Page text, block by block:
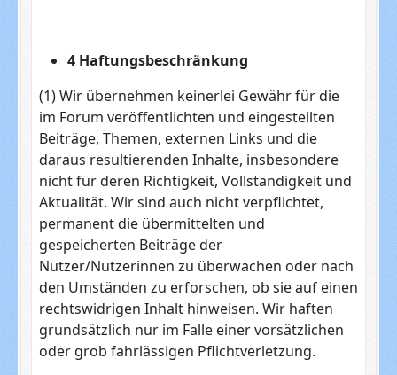
4 Haftungsbeschränkung
(1) Wir übernehmen keinerlei Gewähr für die
im Forum veröffentlichten und eingestellten
Beiträge, Themen, externen Links und die
daraus resultierenden Inhalte, insbesondere
nicht für deren Richtigkeit, Vollständigkeit und
Aktualität. Wir sind auch nicht verpflichtet,
permanent die übermittelten und
gespeicherten Beiträge der
Nutzer/Nutzerinnen zu überwachen oder nach
den Umständen zu erforschen, ob sie auf einen
rechtswidrigen Inhalt hinweisen. Wir haften
grundsätzlich nur im Falle einer vorsätzlichen
oder grob fahrlässigen Pflichtverletzung.